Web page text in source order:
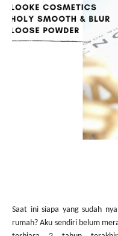
Saat ini siapa yang sudah
rumah? Aku sendiri belum